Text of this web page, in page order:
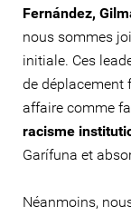
Fernández,
nous sommes
initiale. Ces
de déplacement
affaire comme
racisme
Garífuna et
Néanmoins,